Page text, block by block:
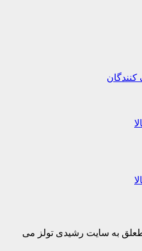
به سایت رشیدی تولز می